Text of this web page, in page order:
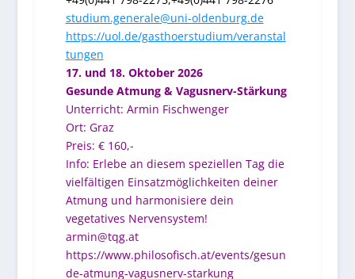
studium.generale@uni-oldenburg.de
https://uol.de/gasthoerstudium/veranstal
tungen
17. und 18. Oktober 2026
Gesunde Atmung & Vagusnerv-Stärkung
Unterricht: Armin Fischwenger
Ort: Graz
Preis: € 160,-
Info: Erlebe an diesem speziellen Tag die
vielfältigen Einsatzmöglichkeiten deiner
Atmung und harmonisiere dein
vegetatives Nervensystem!
armin@tqg.at
https://www.philosofisch.at/events/gesun
de-atmung-vagusnerv-starkung